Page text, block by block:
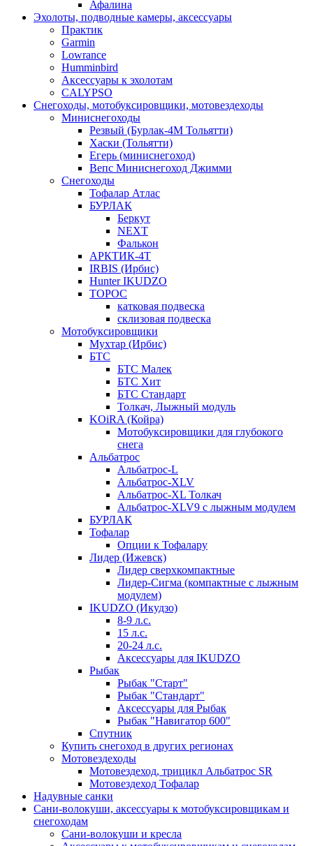
Афалина
Эхолоты, подводные камеры, аксессуары
Практик
Garmin
Lowrance
Humminbird
Аксессуары к эхолотам
CALYPSO
Снегоходы, мотобуксировщики, мотовездеходы
Миниснегоходы
Резвый (Бурлак-4М Тольятти)
Хаски (Тольятти)
Егерь (миниснегоход)
Вепс Миниснегоход Джимми
Снегоходы
Тофалар Атлас
БУРЛАК
Беркут
NEXT
Фалькон
АРКТИК-4Т
IRBIS (Ирбис)
Hunter IKUDZO
ТОРОС
катковая подвеска
склизовая подвеска
Мотобуксировщики
Мухтар (Ирбис)
БТС
БТС Малек
БТС Хит
БТС Стандарт
Толкач, Лыжный модуль
KOiRA (Койра)
Мотобуксировщики для глубокого
снега
Альбатрос
Альбатрос-L
Альбатрос-XLV
Альбатрос-XL Толкач
Альбатрос-XLV9 с лыжным модулем
БУРЛАК
Тофалар
Опции к Тофалару
Лидер (Ижевск)
Лидер сверхкомпактные
Лидер-Сигма (компактные с лыжным
модулем)
IKUDZO (Икудзо)
8-9 л.с.
15 л.с.
20-24 л.с.
Аксессуары для IKUDZO
Рыбак
Рыбак "Старт"
Рыбак "Стандарт"
Аксессуары для Рыбак
Рыбак "Навигатор 600"
Спутник
Купить снегоход в других регионах
Мотовездеходы
Мотовездеход, трицикл Альбатрос SR
Мотовездеход Тофалар
Надувные санки
Сани-волокуши, аксессуары к мотобуксировщикам и
снегоходам
Сани-волокуши и кресла